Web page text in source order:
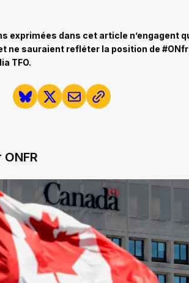
exprimées dans cet article n’engagent
ne sauraient refléter la position de #ONfr
TFO.